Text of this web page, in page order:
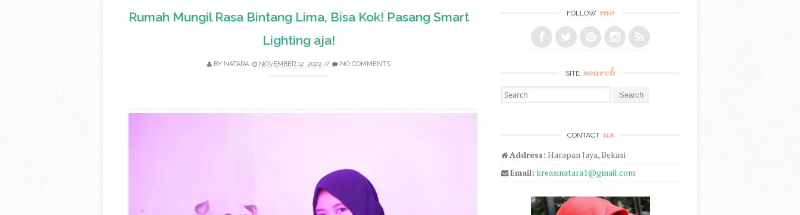
Rumah Mungil Rasa Bintang Lima, Bisa Kok! Pasang Smart
Lighting aja!
BY NATARA NOVEMBER 12, 2022 // NO COMMENTS
FOLLOW me
SITE search
Search for:
CONTACT us
Address: Harapan Jaya, Bekasi
Email: kreasinatara1@gmail.com